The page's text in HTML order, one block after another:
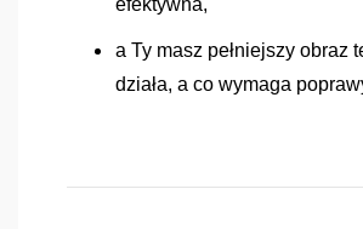
efektywna,
a Ty masz pełniejszy obraz
działa, a co wymaga